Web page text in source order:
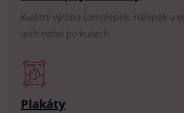
Kvalitní výroba samolepek, nálepek a
arch nebo po kusech.
Plakáty